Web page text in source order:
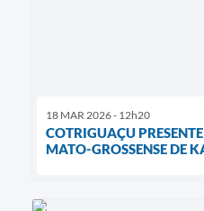
18 MAR 2026 - 12h20
COTRIGUAÇU
MATO-GROSSENSE DE